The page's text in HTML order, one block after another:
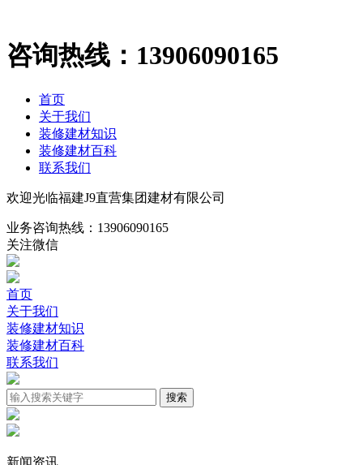
咨询热线： 13906090165
首页
关于我们
装修建材知识
装修建材百科
联系我们
欢迎光临福建J9直营集团建材有限公司
业务咨询热线： 13906090165
关注微信
首页
关于我们
装修建材知识
装修建材百科
联系我们
新闻资讯